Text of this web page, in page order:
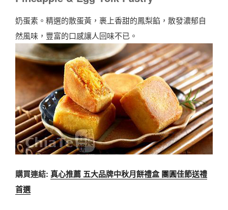
奶蛋素。精選的散蛋黃，裹上香甜的鳳梨餡，散發濃郁自
然風味，豐富的口感讓人回味不已。
購買連結: 真心推薦 五大品牌中秋月餅禮盒 團圓佳節送禮
首選